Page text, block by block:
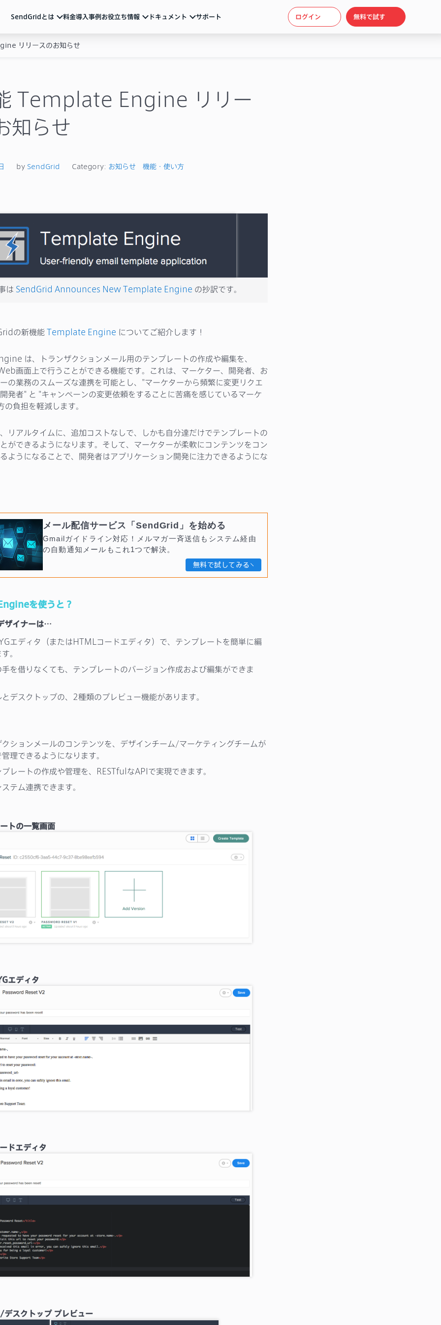
SendGridとは
とは
覧
料金導入事例お役立ち情報
活用ガイド
サービス紹介動画や運用のポイントをまとめた ウェビナーなど
ブログ
機能の活用例やトレンド情報などを随時発信
イベント・セミナー
ドキュメント
メント
ファレンス
ム連携
サポート
サポート
ログイン 無料で試す
リリースのお知らせ
Template Engine リリー
知らせ
by SendGrid Category: お知らせ 機能・使い方
は SendGrid Announces New Template Engine の抄訳です。
の新機能Template Engine についてご紹介します！
は、トランザクションメール用のテンプレートの作成や編集を、
画面上で行うことができる機能です。これは、マーケター、開発者、お
の業務のスムーズな連携を可能とし、"マーケターから頻繁に変更リクエ
発者" と "キャンペーンの変更依頼をすることに苦痛を感じているマーケ
の負担を軽減します。
リアルタイムに、追加コストなしで、しかも自分達だけでテンプレートの
ができるようになります。そして、マーケターが柔軟にコンテンツをコン
ようになることで、開発者はアプリケーション開発に注力できるようにな
メール配信サービス「SendGrid」を始める
Gmailガイドライン対応！メルマガ一斉送信もシステム経由
の自動通知メールもこれ1つで解決。
無料で試してみる
を使うと？
ザイナーは…
エディタ（またはHTMLコードエディタ）で、テンプレートを簡単に編
。
を借りなくても、テンプレートのバージョン作成および編集ができま
デスクトップの、2種類のプレビュー機能があります。
ションメールのコンテンツを、デザインチーム/マーケティングチームが
理できるようになります。
レートの作成や管理を、RESTfulなAPIで実現できます。
テム連携できます。
トの一覧画面
エディタ
ドエディタ
デスクトップ プレビュー